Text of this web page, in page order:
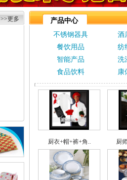
>>更多
产品中心
不锈钢器具
酒
餐饮用品
纺
智能产品
洗
食品饮料
康
厨衣+帽+裤+角.. 厨